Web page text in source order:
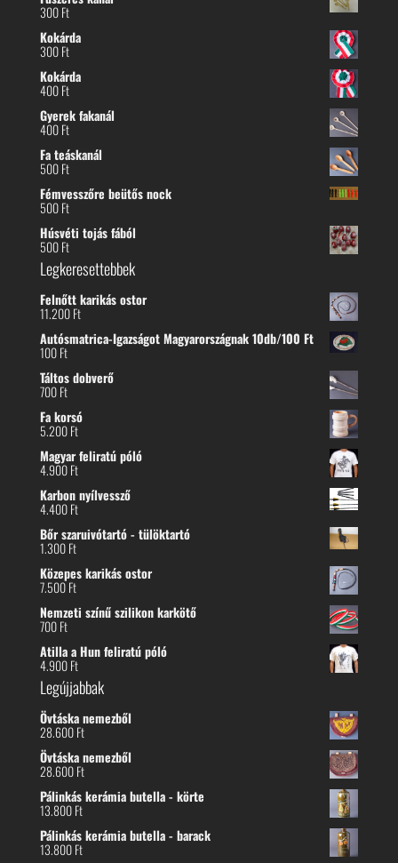
300Ft
Kokárda
300Ft
Kokárda
400Ft
Gyerek fakanál
400Ft
Fa teáskanál
500Ft
Fémvesszőre beütős nock
500Ft
Húsvéti tojás fából
500Ft
Legkeresettebbek
Felnőtt karikás ostor
11.200Ft
Autósmatrica-Igazságot Magyarországnak 10db/100 Ft
100Ft
Táltos dobverő
700Ft
Fa korsó
5.200Ft
Magyar feliratú póló
4.900Ft
Karbon nyílvessző
4.400Ft
Bőr szaruivótartó - tülöktartó
1.300Ft
Közepes karikás ostor
7.500Ft
Nemzeti színű szilikon karkötő
700Ft
Atilla a Hun feliratú póló
4.900Ft
Legújjabbak
Övtáska nemezből
28.600Ft
Övtáska nemezből
28.600Ft
Pálinkás kerámia butella - körte
13.800Ft
Pálinkás kerámia butella - barack
13.800Ft